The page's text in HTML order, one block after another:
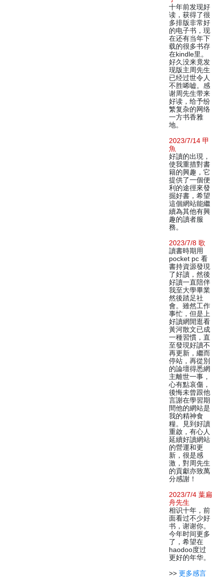
十年前发现好
读，获得了很
多排版非常好
的电子书，现
在还有当年下
载的很多书存
在kindle里。
好久没来竟发
现版主周先生
已经过世令人
不胜唏嘘。感
谢周先生带来
好读，给予纷
繁复杂的网络
一方书香雅
地。
2023/7/14 甲
魚
好讀的出現，
使我重措對書
籍的興趣，它
提供了一個便
利的途徑來發
掘好書，希望
這個網站能繼
續為其他有興
趣的讀者服
務。
2023/7/8 歌
讀書時期用
pocket pc 看
書持資源發現
了好讀，然後
好讀一直陪伴
我至大學畢業
然後踏足社
會。雖然工作
事忙，但是上
好讀網閒逛看
黃河散文已成
一種習慣，直
至發現好讀不
再更新，繼而
停站，再從別
的論壇得悉網
主離世一事，
心有點哀傷，
後悔未曾跟他
言謝在學習期
間他的網站是
我的精神食
糧。見到好讀
重啟，有心人
延續好讀網站
的營運和更
新，很是感
激，對周先生
的貢獻亦致萬
分感謝！
2023/7/4 葉扁
舟先生
相识十年，前
面看过不少好
书，谢谢你。
今年时间更多
了，希望在
haodoo度过
更好的年华。
>> 更多感言